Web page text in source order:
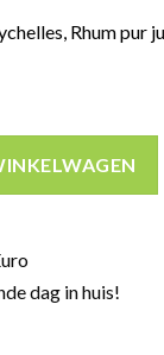
Rhum pur
25
dag in huis!